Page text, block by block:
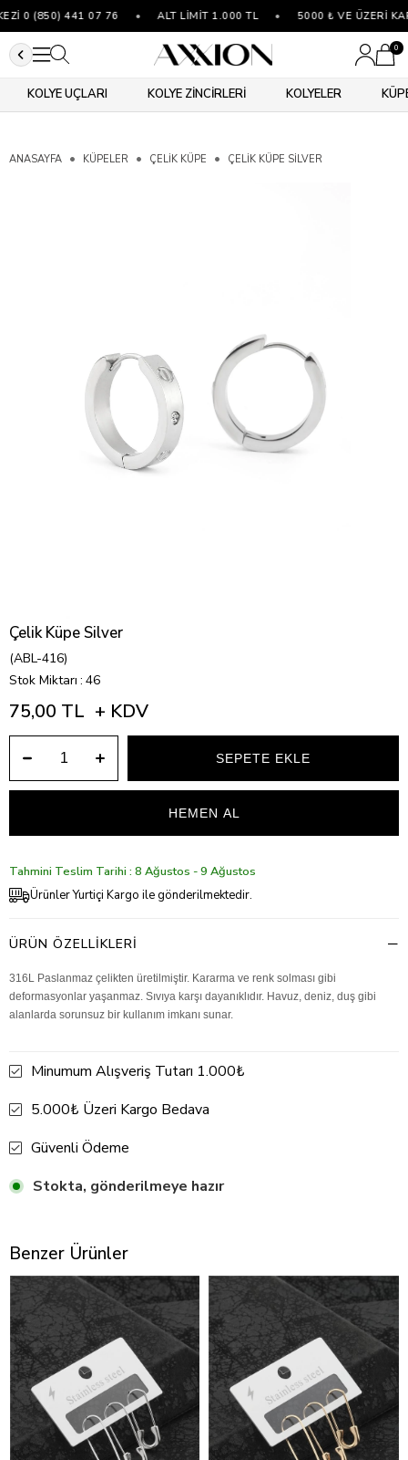
0 (850) 441 07 76 ALT LİMİT 1.000 TL 5000 ₺ VE ÜZERİ
0
KOLYE UÇLARI KOLYE ZİNCİRLERİ KOLYELER
ANASAYFA KÜPELER ÇELIK KÜPE ÇELIK KÜPE SILVER
Çelik Küpe Silver
(ABL-416)
Stok Miktarı : 46
75,00 TL + KDV
Tahmini Teslim Tarihi : 8 Ağustos - 9 Ağustos
Ürünler Yurtiçi Kargo ile gönderilmektedir.
ÜRÜN ÖZELLIKLERI
316L Paslanmaz çelikten üretilmiştir. Kararma ve renk solması gibi
deformasyonlar yaşanmaz. Sıvıya karşı dayanıklıdır. Havuz, deniz, duş gibi
alanlarda sorunsuz bir kullanım imkanı sunar.
Minumum Alışveriş Tutarı 1.000₺
5.000₺ Üzeri Kargo Bedava
Güvenli Ödeme
Stokta, gönderilmeye hazır
Benzer Ürünler